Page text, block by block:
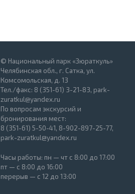
© Национальный парк «Зюраткуль»
Челябинская обл., г. Сатка, ул.
Комсомольская, д. 13
Тел./факс: 8 (351-61) 3-21-83, park-
zuratkul@yandex.ru
По вопросам экскурсий и
бронирования мест:
8 (351-61) 5-50-41, 8-902-897-25-77,
park-zuratkul@yandex.ru
Часы работы: пн — чт с 8:00 до 17:00
пт — с 8:00 до 16:00
перерыв — с 12 до 13:00